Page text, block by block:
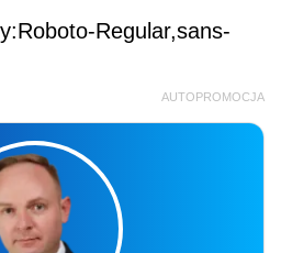
Regular,sans-
AUTOPROMOCJA